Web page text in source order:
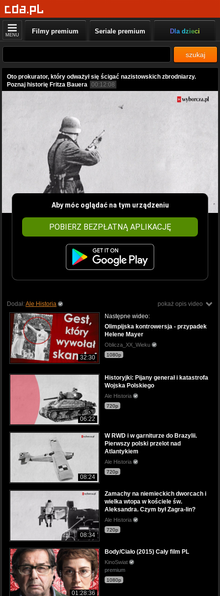
MENU Filmy premium Seriale premium Dla dzieci
szukaj
Oto prokurator, który odważył się ścigać nazistowskich zbrodniarzy.
Poznaj historię Fritza Bauera 00:12:08
Aby móc oglądać na tym urządzeniu
POBIERZ BEZPŁATNĄ APLIKACJĘ
pokaż opis video
Dodał:Ale Historia
32:30
Następne wideo:
Olimpijska kontrowersja - przypadek
Helene Mayer
Oblicza_XX_Wieku
1080p
06:22
Historyjki: Pijany generał i katastrofa
Wojska Polskiego
Ale Historia
720p
08:24
W RWD i w garniturze do Brazylii.
Pierwszy polski przelot nad
Atlantykiem
Ale Historia
720p
08:34
Zamachy na niemieckich dworcach i
wielka wtopa w kościele św.
Aleksandra. Czym był Zagra-lin?
Ale Historia
720p
01:28:36
Body/Ciało (2015) Cały film PL
KinoSwiat
premium
1080p